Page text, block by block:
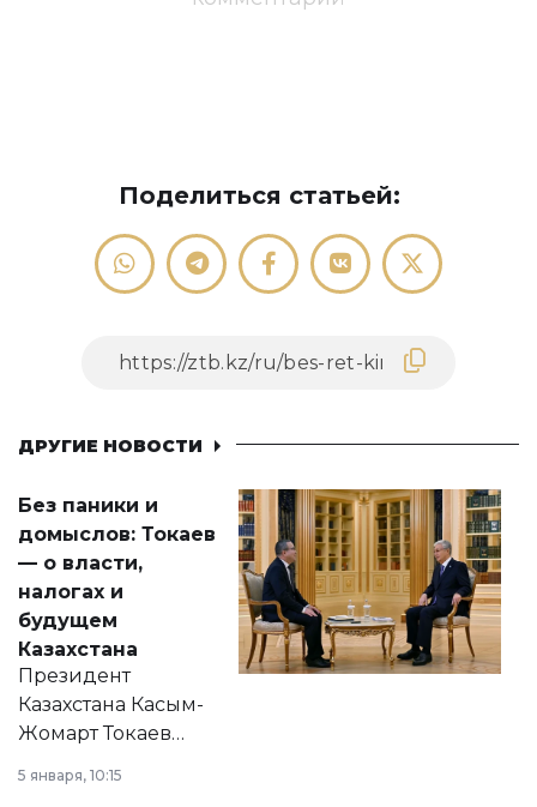
Поделиться статьей:
ДРУГИЕ НОВОСТИ
Без паники и
домыслов: Токаев
— о власти,
налогах и
будущем
Казахстана
Президент
Казахстана Касым-
Жомарт Токаев
сразу несколько
5 января, 10:15